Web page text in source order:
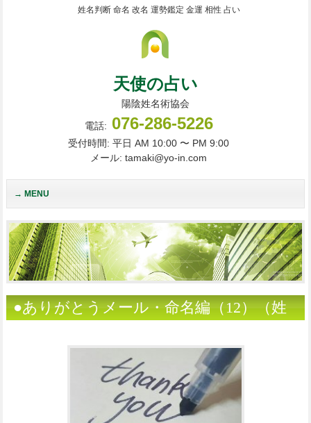
姓名判断 命名 改名 運勢鑑定 金運 相性 占い
天使の占い
陽陰姓名術協会
電話: 076-286-5226
受付時間: 平日 AM 10:00 〜 PM 9:00
メール: tamaki@yo-in.com
MENU
●ありがとうメール・命名編（12）（姓